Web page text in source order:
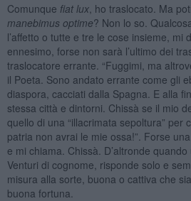
Comunque fiat lux, ho traslocato. Ma
manebimus optime? Non lo so.
l’affetto o tutte e tre le cose insieme, mi
ennesimo, forse non sarà l’ultimo dei
traslocatore errante. “Fuggimi, ma
il Poeta. Sono andato errante come gli
diaspora, cacciati dalla Spagna. E alla
stessa città e dintorni. Chissà se il mio
quello di una “illacrimata sepoltura” per
patria non avrai le mie ossa!”. Forse
e mi chiama. Chissà. D’altronde
Venturi di cognome, risponde solo e
misura alla sorte, buona o cattiva che
buona fortuna.